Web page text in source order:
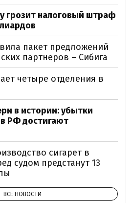
грозит налоговый штраф
пакет предложений
партнеров – Сибига
четыре отделения в
в истории: убытки
РФ достигают
сигарет в
судом предстанут 13
ВСЕ НОВОСТИ